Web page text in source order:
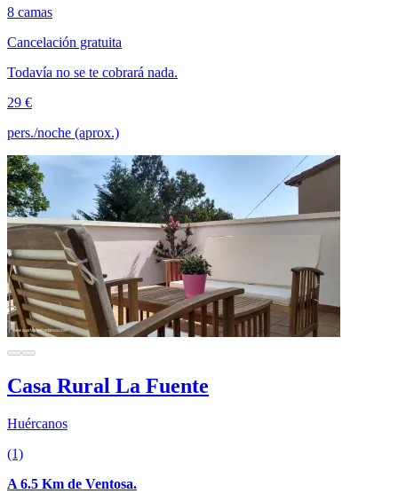
8 camas
Cancelación gratuita
Todavía no se te cobrará nada.
29 €
pers./noche (aprox.)
Casa Rural La Fuente
Huércanos
(1)
A 6.5 Km de Ventosa.